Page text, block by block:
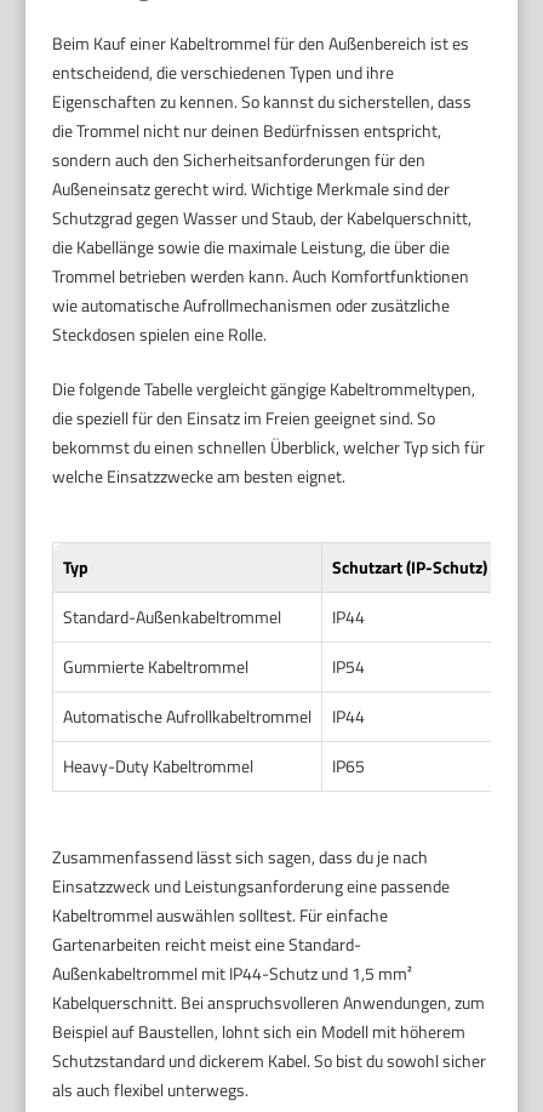
Beim Kauf einer Kabeltrommel für den Außenbereich ist es
entscheidend, die verschiedenen Typen und ihre
Eigenschaften zu kennen. So kannst du sicherstellen, dass
die Trommel nicht nur deinen Bedürfnissen entspricht,
sondern auch den Sicherheitsanforderungen für den
Außeneinsatz gerecht wird. Wichtige Merkmale sind der
Schutzgrad gegen Wasser und Staub, der Kabelquerschnitt,
die Kabellänge sowie die maximale Leistung, die über die
Trommel betrieben werden kann. Auch Komfortfunktionen
wie automatische Aufrollmechanismen oder zusätzliche
Steckdosen spielen eine Rolle.
Die folgende Tabelle vergleicht gängige Kabeltrommeltypen,
die speziell für den Einsatz im Freien geeignet sind. So
bekommst du einen schnellen Überblick, welcher Typ sich für
welche Einsatzzwecke am besten eignet.
Typ Schutzart (IP-Schutz)
Standard-Außenkabeltrommel
IP44
Gummierte Kabeltrommel
IP54
Automatische Aufrollkabeltrommel
IP44
Heavy-Duty Kabeltrommel
IP65
Zusammenfassend lässt sich sagen, dass du je nach
Einsatzzweck und Leistungsanforderung eine passende
Kabeltrommel auswählen solltest. Für einfache
Gartenarbeiten reicht meist eine Standard-
Außenkabeltrommel mit IP44-Schutz und 1,5 mm²
Kabelquerschnitt. Bei anspruchsvolleren Anwendungen, zum
Beispiel auf Baustellen, lohnt sich ein Modell mit höherem
Schutzstandard und dickerem Kabel. So bist du sowohl sicher
als auch flexibel unterwegs.